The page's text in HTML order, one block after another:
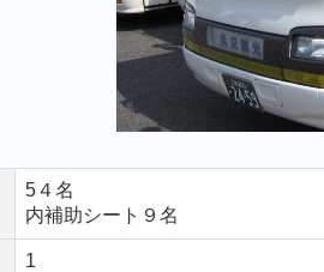
5４名
内補助シート９ 名
1